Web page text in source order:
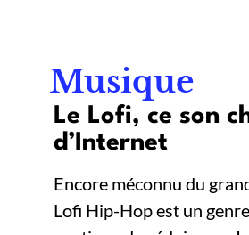
Musique
Le Lofi, ce son
d’Internet
Encore méconnu du
Lofi Hip-Hop est un